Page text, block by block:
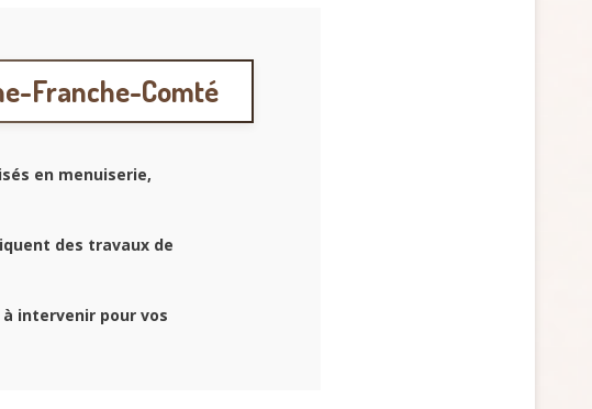
Franche-Comté
en menuiserie,
des travaux de
intervenir pour vos